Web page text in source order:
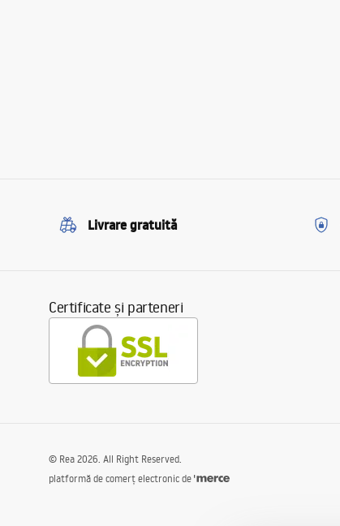
Livrare gratuită
Certificate și parteneri
© Rea 2026. All Right Reserved.
platformă de comerț electronic de